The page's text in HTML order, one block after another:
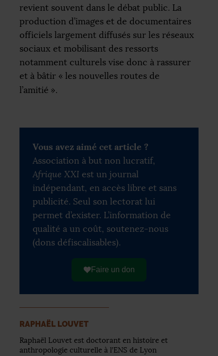
revient souvent dans le débat public. La
production d’images et de documentaires
officiels largement diffusés sur les réseaux
sociaux et mobilisant des ressorts
notamment culturels vise donc à rassurer
et à bâtir « les nouvelles routes de
l’amitié ».
Vous avez aimé cet article ?
Association à but non lucratif,
Afrique XXI est un journal
indépendant, en accès libre et sans
publicité. Seul son lectorat lui
permet d’exister. L’information de
qualité a un coût, soutenez-nous
(dons défiscalisables).
Faire un don
RAPHAËL LOUVET
Raphaël Louvet est doctorant en histoire et
anthropologie culturelle à l’ENS de Lyon